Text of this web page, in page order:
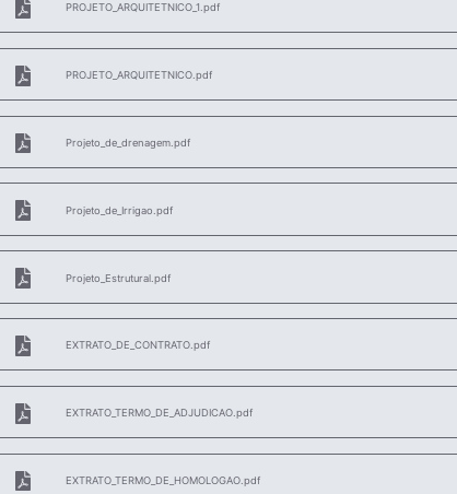
PROJETO_ARQUITETNICO_1.pdf
PROJETO_ARQUITETNICO.pdf
Projeto_de_drenagem.pdf
Projeto_de_Irrigao.pdf
Projeto_Estrutural.pdf
EXTRATO_DE_CONTRATO.pdf
EXTRATO_TERMO_DE_ADJUDICAO.pdf
EXTRATO_TERMO_DE_HOMOLOGAO.pdf